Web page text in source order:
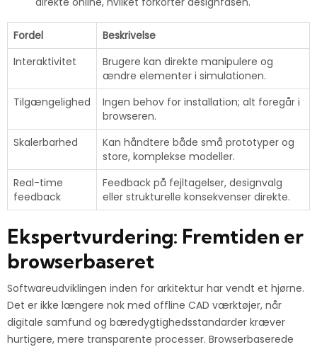
Fordel
Beskrivelse
Interaktivitet
Brugere kan direkte manipulere og
ændre elementer i simulationen.
Tilgængelighed
Ingen behov for installation; alt foregår i
browseren.
Skalerbarhed
Kan håndtere både små prototyper og
store, komplekse modeller.
Real-time
feedback
Feedback på fejltagelser, designvalg
eller strukturelle konsekvenser direkte.
Ekspertvurdering: Fremtiden er
browserbaseret
Softwareudviklingen inden for arkitektur har vendt et hjørne.
Det er ikke længere nok med offline CAD værktøjer, når
digitale samfund og bæredygtighedsstandarder kræver
hurtigere, mere transparente processer. Browserbaserede